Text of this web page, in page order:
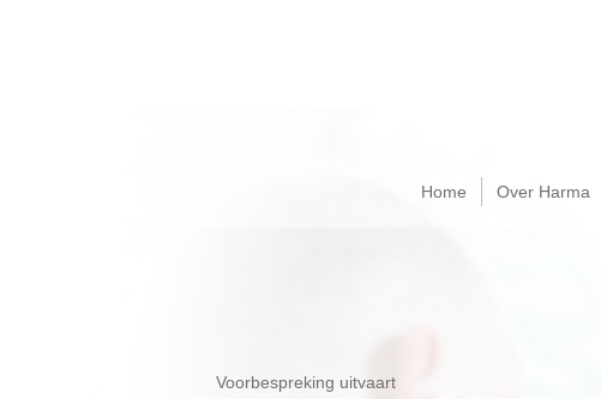
Home Over Harma
Voorbespreking uitvaart